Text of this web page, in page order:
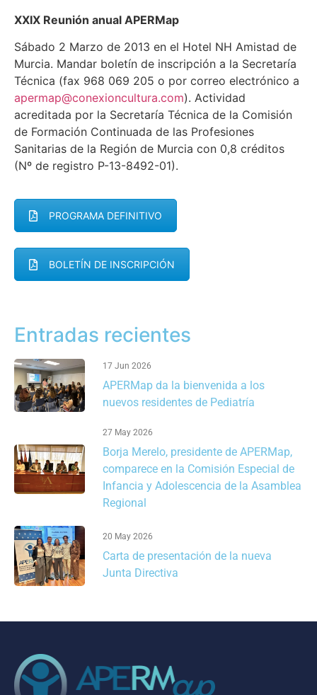
XXIX Reunión anual APERMap
Sábado 2 Marzo de 2013 en el Hotel NH Amistad de
Murcia. Mandar boletín de inscripción a la Secretaría
Técnica (fax 968 069 205 o por correo electrónico a
apermap@conexioncultura.com). Actividad
acreditada por la Secretaría Técnica de la Comisión
de Formación Continuada de las Profesiones
Sanitarias de la Región de Murcia con 0,8 créditos
(Nº de registro P-13-8492-01).
PROGRAMA DEFINITIVO
BOLETÍN DE INSCRIPCIÓN
Entradas recientes
17 Jun 2026
APERMap da la bienvenida a los
nuevos residentes de Pediatría
27 May 2026
Borja Merelo, presidente de APERMap,
comparece en la Comisión Especial de
Infancia y Adolescencia de la Asamblea
Regional
20 May 2026
Carta de presentación de la nueva
Junta Directiva